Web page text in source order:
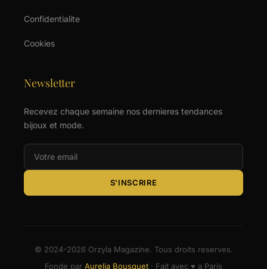
Confidentialite
Cookies
Newsletter
Recevez chaque semaine nos dernieres tendances
bijoux et mode.
S'INSCRIRE
© 2024-2026 Orzyla Magazine. Tous droits reserves.
Fonde par Aurelia Bousquet · Fait avec ♥ a Paris